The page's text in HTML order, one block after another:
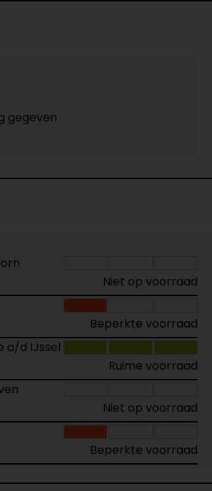
gegeven
Niet op voorraad
Beperkte voorraad
a/d IJssel
Ruime voorraad
Niet op voorraad
Beperkte voorraad